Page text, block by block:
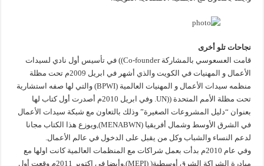
نجاحات تلو أخرى
قامت العسعوسي بالمشاركة Co-founder)) في تأسيس أول نادي لسيدات
الأعمال و المهنيات في الكويت والذي أشهر في ابريل 2009م تحت مظلة
منظمه سيدات الأعمال و المهنيات العالمية (BPWI) والتي لها صفه استشارية
تحت مظلة الأمم المتحدة ((UN. وفي ابريل 2010م أصدرت أول كتاب لها
بعنوان “دليل المشروعات الصغيرة” وذلك بالتعاون مع شبكة سيدات الأعمال
في الشرق الأوسط وشمال أفريقيا (MENABWN),ويوزع هذا الكتاب مجانا
لدعم النساء والشباب وكل من يقبل على الدخول في عالم الأعمال.
وفي عام 2010م بدأت بعمل شراكات مع المنظمات العالمية كانت اولها مع
مبادرة الشراكة الشرق أوسطية( (MEPI),وأيضا في اكتوبر 2011م وقعت أول